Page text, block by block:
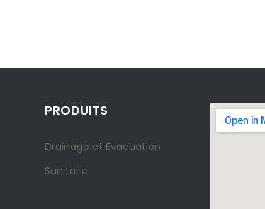
PRODUITS
Drainage et Evacuation
Sanitaire